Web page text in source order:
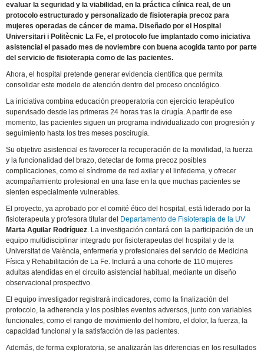
evaluar la seguridad y la viabilidad, en la práctica clínica real, de un
protocolo estructurado y personalizado de fisioterapia precoz para
mujeres operadas de cáncer de mama. Diseñado por el Hospital
Universitari i Politècnic La Fe, el protocolo fue implantado como iniciativa
asistencial el pasado mes de noviembre con buena acogida tanto por parte
del servicio de fisioterapia como de las pacientes.
Ahora, el hospital pretende generar evidencia científica que permita
consolidar este modelo de atención dentro del proceso oncológico.
La iniciativa combina educación preoperatoria con ejercicio terapéutico
supervisado desde las primeras 24 horas tras la cirugía. A partir de ese
momento, las pacientes siguen un programa individualizado con progresión y
seguimiento hasta los tres meses poscirugía.
Su objetivo asistencial es favorecer la recuperación de la movilidad, la fuerza
y la funcionalidad del brazo, detectar de forma precoz posibles
complicaciones, como el síndrome de red axilar y el linfedema, y ofrecer
acompañamiento profesional en una fase en la que muchas pacientes se
sienten especialmente vulnerables.
El proyecto, ya aprobado por el comité ético del hospital, está liderado por la
fisioterapeuta y profesora titular del
Departamento de Fisioterapia de la UV
Marta Aguilar Rodríguez. La investigación contará con la participación de un
equipo multidisciplinar integrado por fisioterapeutas del hospital y de la
Universitat de València, enfermería y profesionales del servicio de Medicina
Física y Rehabilitación de La Fe. Incluirá a una cohorte de 110 mujeres
adultas atendidas en el circuito asistencial habitual, mediante un diseño
observacional prospectivo.
El equipo investigador registrará indicadores, como la finalización del
protocolo, la adherencia y los posibles eventos adversos, junto con variables
funcionales, como el rango de movimiento del hombro, el dolor, la fuerza, la
capacidad funcional y la satisfacción de las pacientes.
Además, de forma exploratoria, se analizarán las diferencias en los resultados